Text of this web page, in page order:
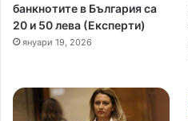
банкнотите в България са
20 и 50 лева (Експерти)
януари 19, 2026